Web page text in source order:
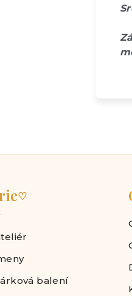
♡
balení